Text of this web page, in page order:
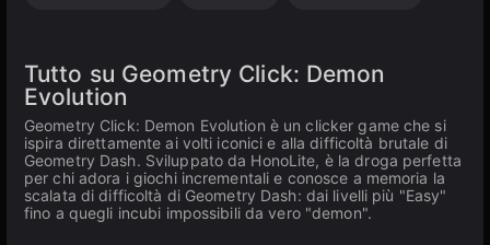
Tutto su Geometry Click: Demon
Evolution
Geometry Click: Demon Evolution è un clicker game che si
ispira direttamente ai volti iconici e alla difficoltà brutale di
Geometry Dash. Sviluppato da HonoLite, è la droga perfetta
per chi adora i giochi incrementali e conosce a memoria la
scalata di difficoltà di Geometry Dash: dai livelli più "Easy"
fino a quegli incubi impossibili da vero "demon".